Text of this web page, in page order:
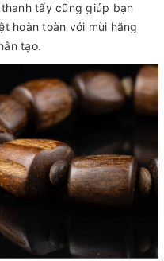
tẩy cũng giúp bạn
hoàn toàn với mùi hăng
tạo.